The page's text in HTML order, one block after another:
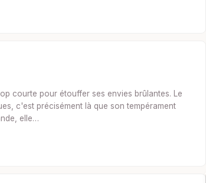
courte pour étouffer ses envies brûlantes. Le
c'est précisément là que son tempérament
elle…